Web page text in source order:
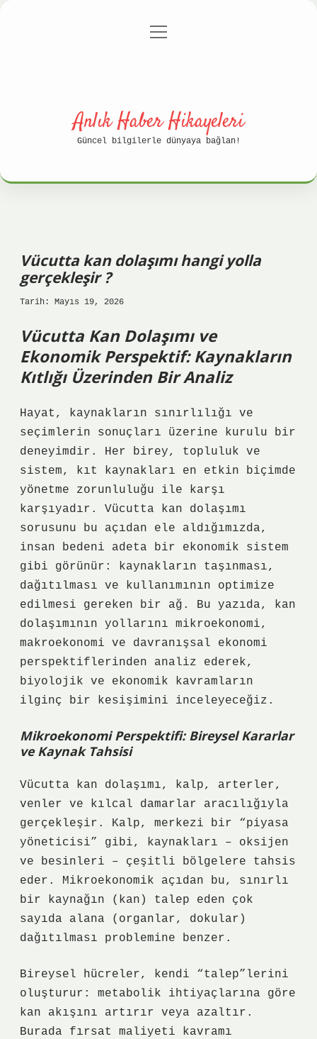
Gizlilik Politikası
menüyü
Anlık Haber Hikayeleri
Güncel bilgilerle dünyaya bağlan!
Vücutta kan dolaşımı hangi yolla
gerçekleşir ?
Tarih: Mayıs 19, 2026
Vücutta Kan Dolaşımı ve
Ekonomik Perspektif: Kaynakların
Kıtlığı Üzerinden Bir Analiz
Hayat, kaynakların sınırlılığı ve
seçimlerin sonuçları üzerine kurulu bir
deneyimdir. Her birey, topluluk ve
sistem, kıt kaynakları en etkin biçimde
yönetme zorunluluğu ile karşı
karşıyadır. Vücutta kan dolaşımı
sorusunu bu açıdan ele aldığımızda,
insan bedeni adeta bir ekonomik sistem
gibi görünür: kaynakların taşınması,
dağıtılması ve kullanımının optimize
edilmesi gereken bir ağ. Bu yazıda, kan
dolaşımının yollarını mikroekonomi,
makroekonomi ve davranışsal ekonomi
perspektiflerinden analiz ederek,
biyolojik ve ekonomik kavramların
ilginç bir kesişimini inceleyeceğiz.
Mikroekonomi Perspektifi: Bireysel Kararlar
ve Kaynak Tahsisi
Vücutta kan dolaşımı, kalp, arterler,
venler ve kılcal damarlar aracılığıyla
gerçekleşir. Kalp, merkezi bir “piyasa
yöneticisi” gibi, kaynakları – oksijen
ve besinleri – çeşitli bölgelere tahsis
eder. Mikroekonomik açıdan bu, sınırlı
bir kaynağın (kan) talep eden çok
sayıda alana (organlar, dokular)
dağıtılması problemine benzer.
Bireysel hücreler, kendi “talep”lerini
oluşturur: metabolik ihtiyaçlarına göre
kan akışını artırır veya azaltır.
Burada fırsat maliyeti kavramı